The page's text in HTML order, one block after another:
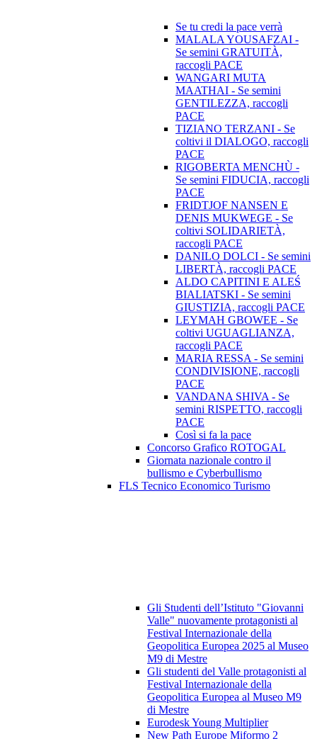
Se tu credi la pace verrà
MALALA YOUSAFZAI -
Se semini GRATUITÀ,
raccogli PACE
WANGARI MUTA
MAATHAI - Se semini
GENTILEZZA, raccogli
PACE
TIZIANO TERZANI - Se
coltivi il DIALOGO, raccogli
PACE
RIGOBERTA MENCHÙ -
Se semini FIDUCIA, raccogli
PACE
FRIDTJOF NANSEN E
DENIS MUKWEGE - Se
coltivi SOLIDARIETÀ,
raccogli PACE
DANILO DOLCI - Se semini
LIBERTÀ, raccogli PACE
ALDO CAPITINI E ALEŚ
BIALIATSKI - Se semini
GIUSTIZIA, raccogli PACE
LEYMAH GBOWEE - Se
coltivi UGUAGLIANZA,
raccogli PACE
MARIA RESSA - Se semini
CONDIVISIONE, raccogli
PACE
VANDANA SHIVA - Se
semini RISPETTO, raccogli
PACE
Così si fa la pace
Concorso Grafico ROTOGAL
Giornata nazionale contro il
bullismo e Cyberbullismo
FLS Tecnico Economico Turismo
Gli Studenti dell’Istituto "Giovanni
Valle" nuovamente protagonisti al
Festival Internazionale della
Geopolitica Europea 2025 al Museo
M9 di Mestre
Gli studenti del Valle protagonisti al
Festival Internazionale della
Geopolitica Europea al Museo M9
di Mestre
Eurodesk Young Multiplier
New Path Europe Miformo 2